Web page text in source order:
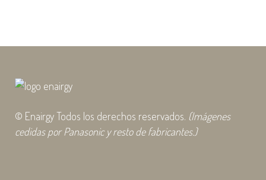
© Enairgy Todos los derechos reservados. (Imágenes
cedidas por Panasonic y resto de fabricantes.)